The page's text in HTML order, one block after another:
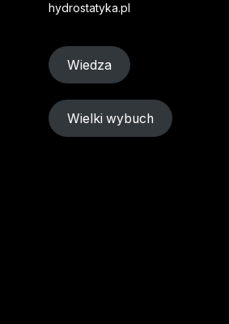
hydrostatyka.pl
Wiedza
Wielki wybuch